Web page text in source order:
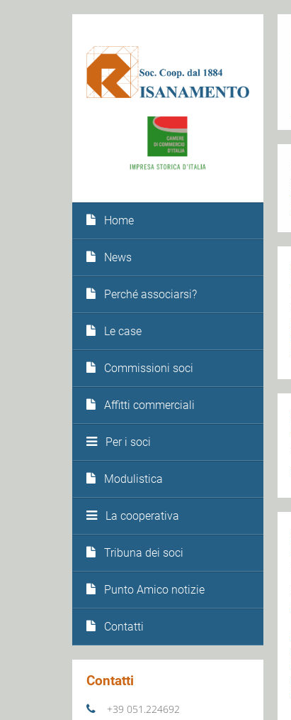
Home
News
Perché associarsi?
Le case
Commissioni soci
Affitti commerciali
Per i soci
Modulistica
La cooperativa
Tribuna dei soci
Punto Amico notizie
Contatti
Contatti
+39 051.224692